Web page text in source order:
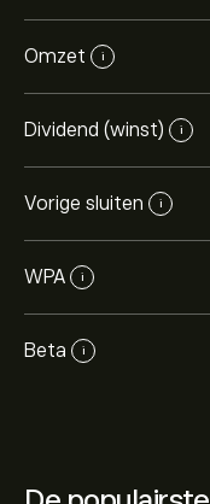
Omzet i
Dividend (winst) i
Vorige sluiten i
WPA i
Beta i